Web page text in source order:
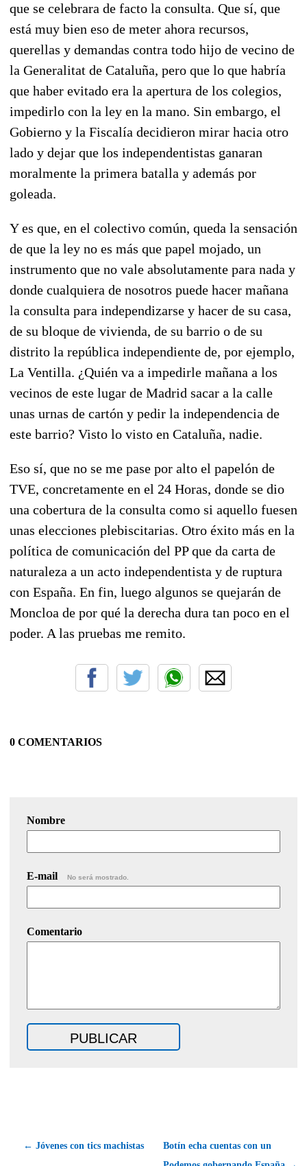
que se celebrara de facto la consulta. Que sí, que
está muy bien eso de meter ahora recursos,
querellas y demandas contra todo hijo de vecino de
la Generalitat de Cataluña, pero que lo que habría
que haber evitado era la apertura de los colegios,
impedirlo con la ley en la mano. Sin embargo, el
Gobierno y la Fiscalía decidieron mirar hacia otro
lado y dejar que los independentistas ganaran
moralmente la primera batalla y además por
goleada.
Y es que, en el colectivo común, queda la sensación
de que la ley no es más que papel mojado, un
instrumento que no vale absolutamente para nada y
donde cualquiera de nosotros puede hacer mañana
la consulta para independizarse y hacer de su casa,
de su bloque de vivienda, de su barrio o de su
distrito la república independiente de, por ejemplo,
La Ventilla. ¿Quién va a impedirle mañana a los
vecinos de este lugar de Madrid sacar a la calle
unas urnas de cartón y pedir la independencia de
este barrio? Visto lo visto en Cataluña, nadie.
Eso sí, que no se me pase por alto el papelón de
TVE, concretamente en el 24 Horas, donde se dio
una cobertura de la consulta como si aquello fuesen
unas elecciones plebiscitarias. Otro éxito más en la
política de comunicación del PP que da carta de
naturaleza a un acto independentista y de ruptura
con España. En fin, luego algunos se quejarán de
Moncloa de por qué la derecha dura tan poco en el
poder. A las pruebas me remito.
0 COMENTARIOS
Nombre
E-mail No será mostrado.
Comentario
← Jóvenes con tics machistas
Botín echa cuentas con un